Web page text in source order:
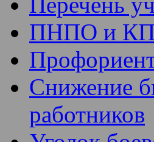
ПНПО и
Снижение
работников